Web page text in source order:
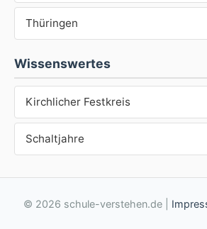
Thüringen
Wissenswertes
Kirchlicher Festkreis
Schaltjahre
© 2026 schule-verstehen.de |